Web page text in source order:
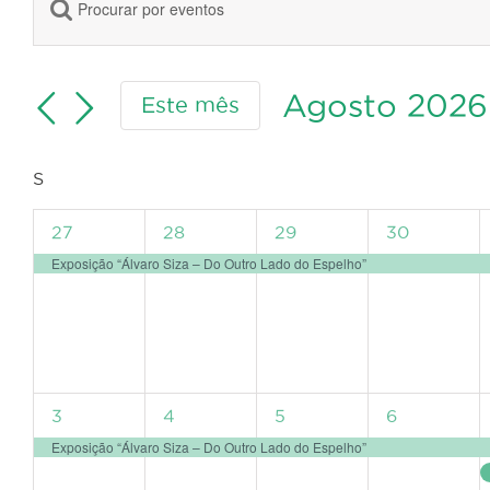
Navegação
de
e
de
chave.
Procure
Eventos
com
palavra-
chave.
Este mês
Agosto 2026
data.
Calendário
de
Eventos
S
FEIRA
1
evento,
27
Exposição “Álvaro Siza – Do Outro Lado do Espelho”
1
evento,
28
1
evento,
29
1
evento,
30
1
evento,
3
Exposição “Álvaro Siza – Do Outro Lado do Espelho”
1
evento,
4
1
evento,
5
1
evento,
6